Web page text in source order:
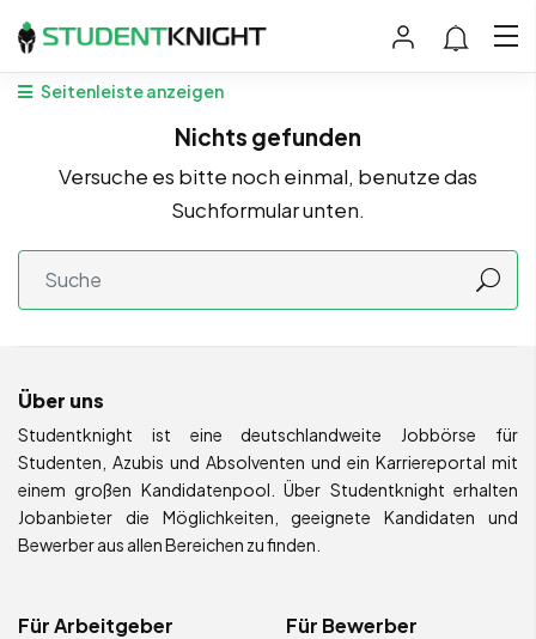
Seitenleiste anzeigen
Nichts gefunden
Versuche es bitte noch einmal, benutze das
Suchformular unten.
Über uns
Studentknight ist eine deutschlandweite Jobbörse für
Studenten, Azubis und Absolventen und ein Karriereportal mit
einem großen Kandidatenpool. Über Studentknight erhalten
Jobanbieter die Möglichkeiten, geeignete Kandidaten und
Bewerber aus allen Bereichen zu finden.
Für Arbeitgeber Für Bewerber